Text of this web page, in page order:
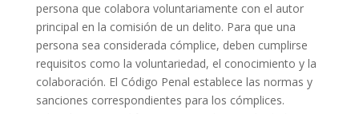
persona que colabora voluntariamente con el autor
principal en la comisión de un delito. Para que una
persona sea considerada cómplice, deben cumplirse
requisitos como la voluntariedad, el conocimiento y la
colaboración. El Código Penal establece las normas y
sanciones correspondientes para los cómplices.